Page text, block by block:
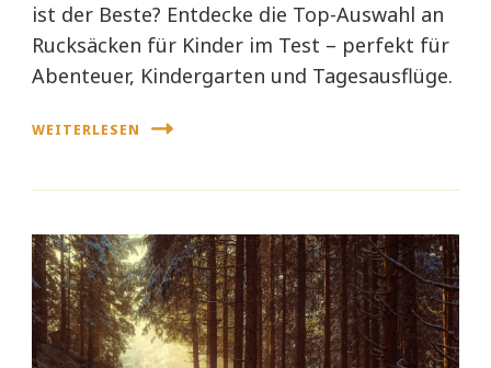
ist der Beste? Entdecke die Top-Auswahl an
Rucksäcken für Kinder im Test – perfekt für
Abenteuer, Kindergarten und Tagesausflüge.
WEITERLESEN